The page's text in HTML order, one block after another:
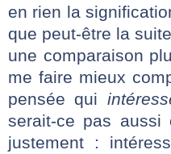
en rien la
que peut-être la
une comparaison
me faire mieux
pensée qui
serait-ce pas aussi
justement :